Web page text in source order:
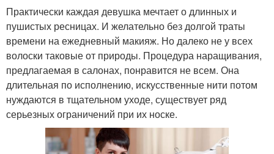
Практически каждая девушка мечтает о длинных и
пушистых ресницах. И желательно без долгой траты
времени на ежедневный макияж. Но далеко не у всех
волоски таковые от природы. Процедура наращивания,
предлагаемая в салонах, понравится не всем. Она
длительная по исполнению, искусственные нити потом
нуждаются в тщательном уходе, существует ряд
серьезных ограничений при их носке.